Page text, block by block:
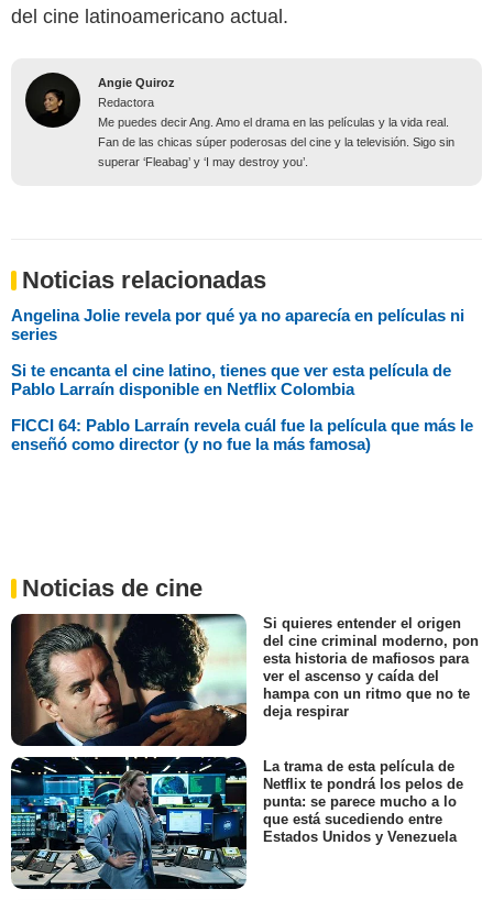
del cine latinoamericano actual.
Angie Quiroz
Redactora
Me puedes decir Ang. Amo el drama en las películas y la vida real.
Fan de las chicas súper poderosas del cine y la televisión. Sigo sin
superar ‘Fleabag’ y ‘I may destroy you’.
Noticias relacionadas
Angelina Jolie revela por qué ya no aparecía en películas ni
series
Si te encanta el cine latino, tienes que ver esta película de
Pablo Larraín disponible en Netflix Colombia
FICCI 64: Pablo Larraín revela cuál fue la película que más le
enseñó como director (y no fue la más famosa)
Noticias de cine
Si quieres entender el origen
del cine criminal moderno, pon
esta historia de mafiosos para
ver el ascenso y caída del
hampa con un ritmo que no te
deja respirar
La trama de esta película de
Netflix te pondrá los pelos de
punta: se parece mucho a lo
que está sucediendo entre
Estados Unidos y Venezuela